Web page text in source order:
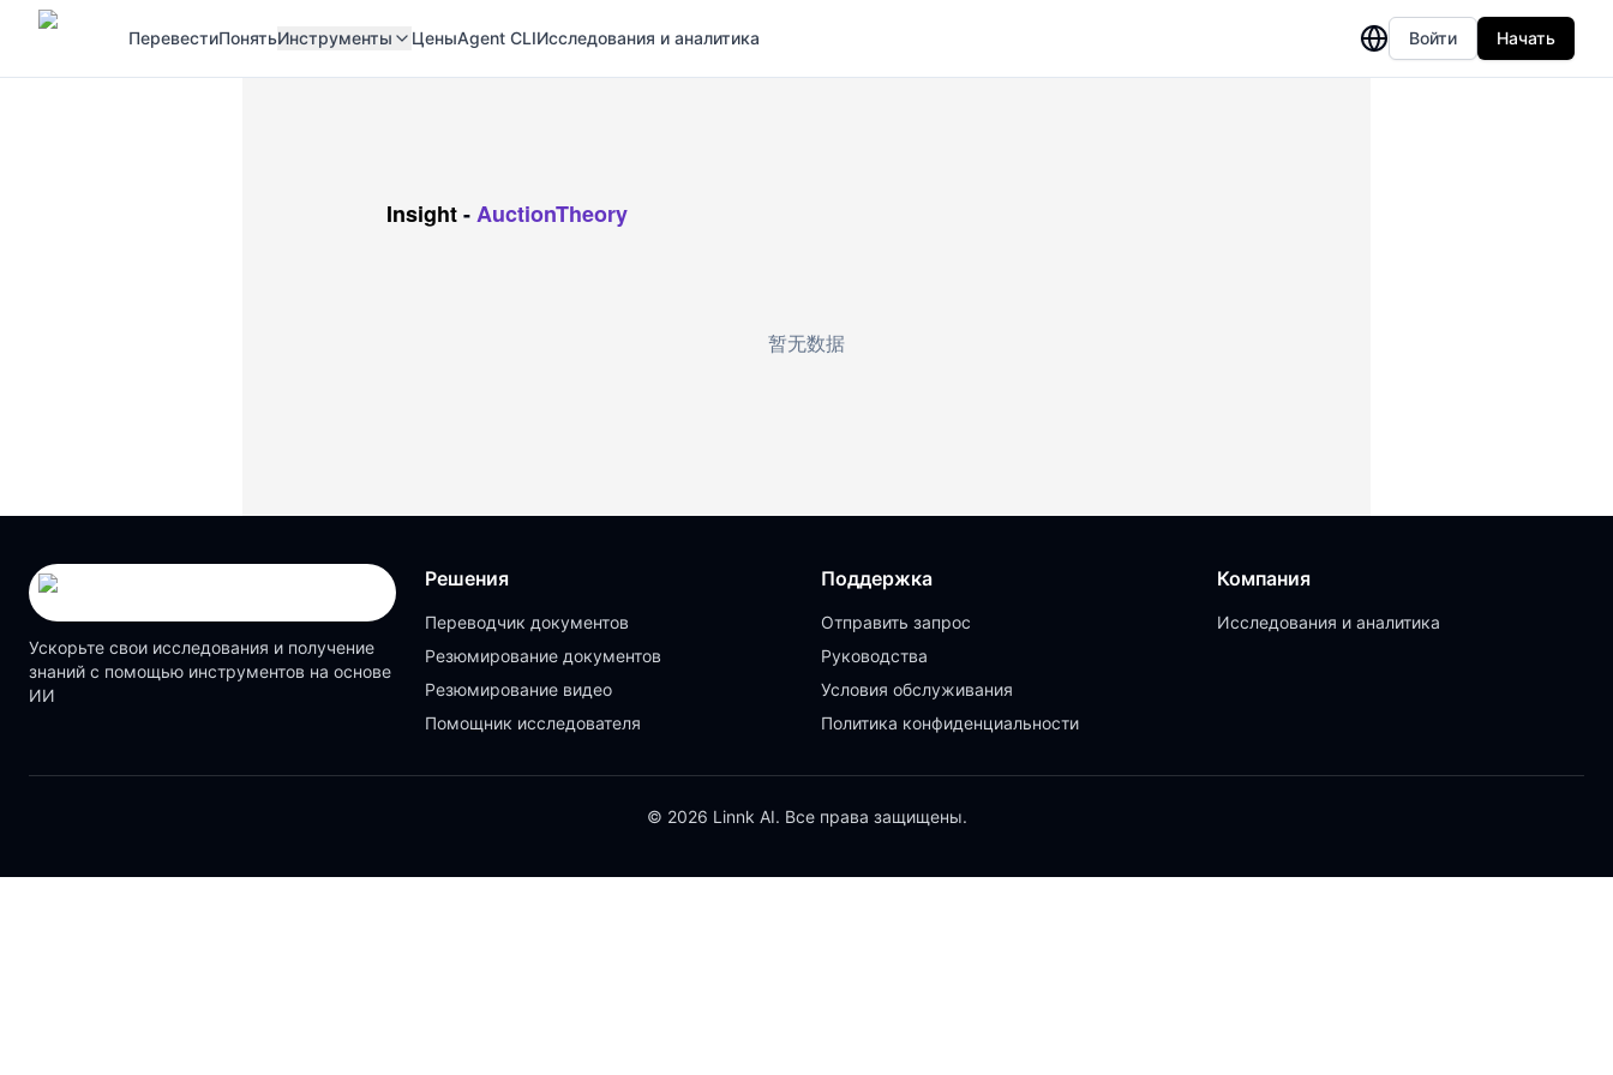
ПеревестиПонятьИнструменты ЦеныAgent CLIИсследования и аналитика Войти Начать
Insight-AuctionTheory
暂无数据
Ускорьте свои исследования и получение
знаний с помощью инструментов на основе
ИИ
Решения
Переводчик документов
Резюмирование документов
Резюмирование видео
Помощник исследователя
Поддержка
Отправить запрос
Руководства
Условия обслуживания
Политика конфиденциальности
Компания
Исследования и аналитика
© 2026 Linnk AI. Все права защищены.